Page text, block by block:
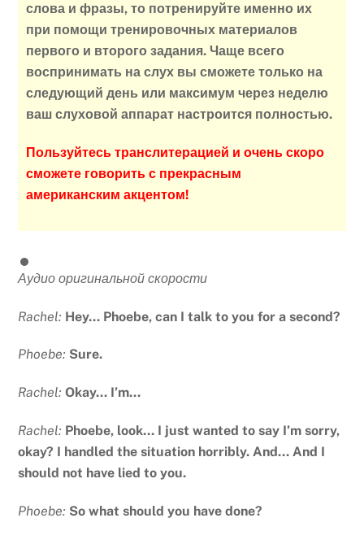
слова и фразы, то потренируйте именно их
при помощи тренировочных материалов
первого и второго задания. Чаще всего
воспринимать на слух вы сможете только на
следующий день или максимум через неделю
ваш слуховой аппарат настроится полностью.
Пользуйтесь транслитерацией и очень скоро
сможете говорить с прекрасным
американским акцентом!
Аудио оригинальной скорости
Rachel: Hey… Phoebe, can I talk to you for a second?
Phoebe: Sure.
Rachel:Okay… I’m…
Rachel: Phoebe, look… I just wanted to say I’m sorry,
okay? I handled the situation horribly. And… And I
should not have lied to you.
Phoebe: So what should you have done?